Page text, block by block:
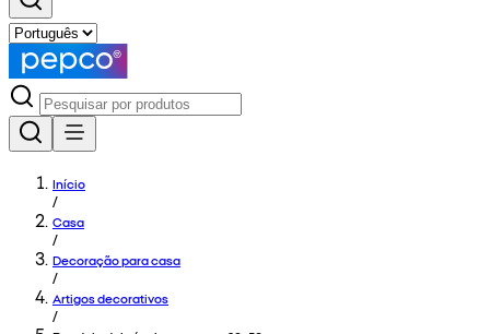
Início
/
Casa
/
Decoração para casa
/
Artigos decorativos
/